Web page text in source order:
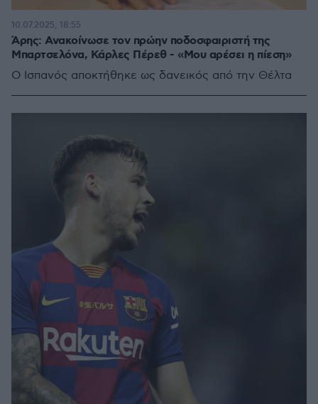
Άρης: Ανακοίνωσε τον πρώην ποδοσφαιριστή της
Μπαρτσελόνα, Κάρλες Πέρεθ - «Μου αρέσει η πίεση»
Ο Ισπανός αποκτήθηκε ως δανεικός από την Θέλτα
10.07.2025, 18:55